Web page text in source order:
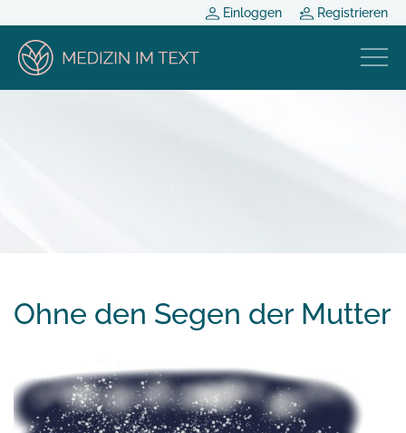
Einloggen Registrieren
Ohne den Segen der Mutter